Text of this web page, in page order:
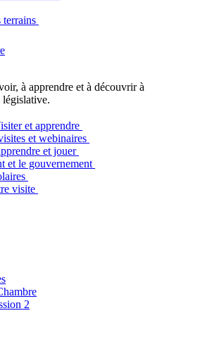
terrains
à apprendre et à découvrir à
et apprendre
et webinaires
et jouer
et le gouvernement
visite
2